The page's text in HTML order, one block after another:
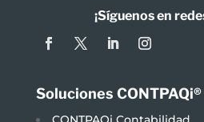
¡Síguenos en
Soluciones CONTPAQi®